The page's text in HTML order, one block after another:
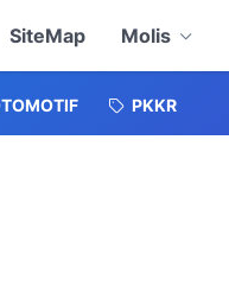
SiteMap Molis
PKKR